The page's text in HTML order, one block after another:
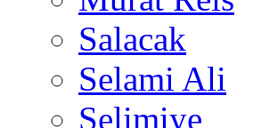
Salacak
Selami Ali
Selimiye